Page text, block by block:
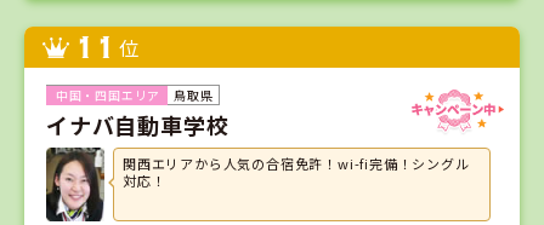
11 位
鳥取県
イナバ自動車学校
関西エリアから人気の合宿免許！wi-fi完備！シングル
対応！